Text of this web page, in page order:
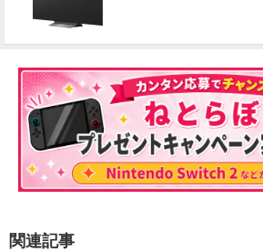
関連記事